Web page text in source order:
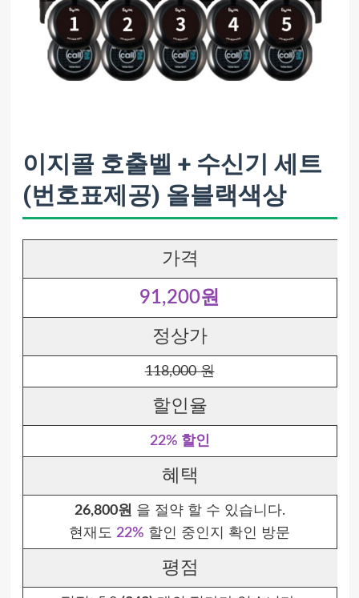
이지콜 호출벨 + 수신기 세트
(번호표제공) 올블랙색상
가격
91,200원
정상가
118,000 원
할인율
22% 할인
혜택
26,800원 을 절약 할 수 있습니다.
현재도 22% 할인 중인지 확인 방문
평점